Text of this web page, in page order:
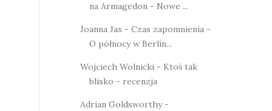
na Armagedon - Nowe ...
Joanna Jax - Czas zapomnienia -
O północy w Berlin...
Wojciech Wolnicki - Ktoś tak
blisko - recenzja
Adrian Goldsworthy -